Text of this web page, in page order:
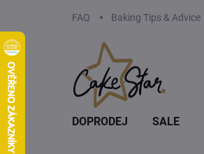
content
FAQ Baking Tips & Advice
DOPRODEJ SALE